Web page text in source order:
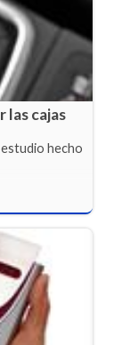
las cajas
estudio hecho